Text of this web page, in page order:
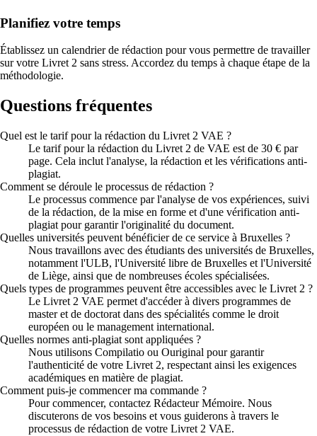
Planifiez votre temps
Établissez un calendrier de rédaction pour vous permettre de travailler
sur votre Livret 2 sans stress. Accordez du temps à chaque étape de la
méthodologie.
Questions fréquentes
Quel est le tarif pour la rédaction du Livret 2 VAE ?
Le tarif pour la rédaction du Livret 2 de VAE est de 30 € par
page. Cela inclut l'analyse, la rédaction et les vérifications anti-
plagiat.
Comment se déroule le processus de rédaction ?
Le processus commence par l'analyse de vos expériences, suivi
de la rédaction, de la mise en forme et d'une vérification anti-
plagiat pour garantir l'originalité du document.
Quelles universités peuvent bénéficier de ce service à Bruxelles ?
Nous travaillons avec des étudiants des universités de Bruxelles,
notamment l'ULB, l'Université libre de Bruxelles et l'Université
de Liège, ainsi que de nombreuses écoles spécialisées.
Quels types de programmes peuvent être accessibles avec le Livret 2 ?
Le Livret 2 VAE permet d'accéder à divers programmes de
master et de doctorat dans des spécialités comme le droit
européen ou le management international.
Quelles normes anti-plagiat sont appliquées ?
Nous utilisons Compilatio ou Ouriginal pour garantir
l'authenticité de votre Livret 2, respectant ainsi les exigences
académiques en matière de plagiat.
Comment puis-je commencer ma commande ?
Pour commencer, contactez Rédacteur Mémoire. Nous
discuterons de vos besoins et vous guiderons à travers le
processus de rédaction de votre Livret 2 VAE.